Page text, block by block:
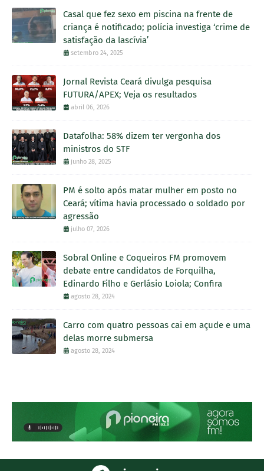
Casal que fez sexo em piscina na frente de
criança é notificado; polícia investiga ‘crime de
satisfação da lascívia’
setembro 24, 2025
Jornal Revista Ceará divulga pesquisa
FUTURA/APEX; Veja os resultados
abril 06, 2026
Datafolha: 58% dizem ter vergonha dos
ministros do STF
junho 28, 2025
PM é solto após matar mulher em posto no
Ceará; vítima havia processado o soldado por
agressão
julho 07, 2026
Sobral Online e Coqueiros FM promovem
debate entre candidatos de Forquilha,
Edinardo Filho e Gerlásio Loiola; Confira
agosto 28, 2024
Carro com quatro pessoas cai em açude e uma
delas morre submersa
agosto 28, 2024